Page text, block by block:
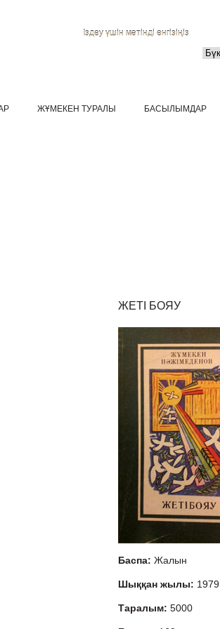
Іздеу үшін мәтінді енгізіңіз
ЖҰМЕКЕН ТУРАЛЫ БАСЫЛЫМДАР
ЖЕТІ БОЯУ
Баспа: Жалын
Шыққан жылы: 1979
Таралым: 5000